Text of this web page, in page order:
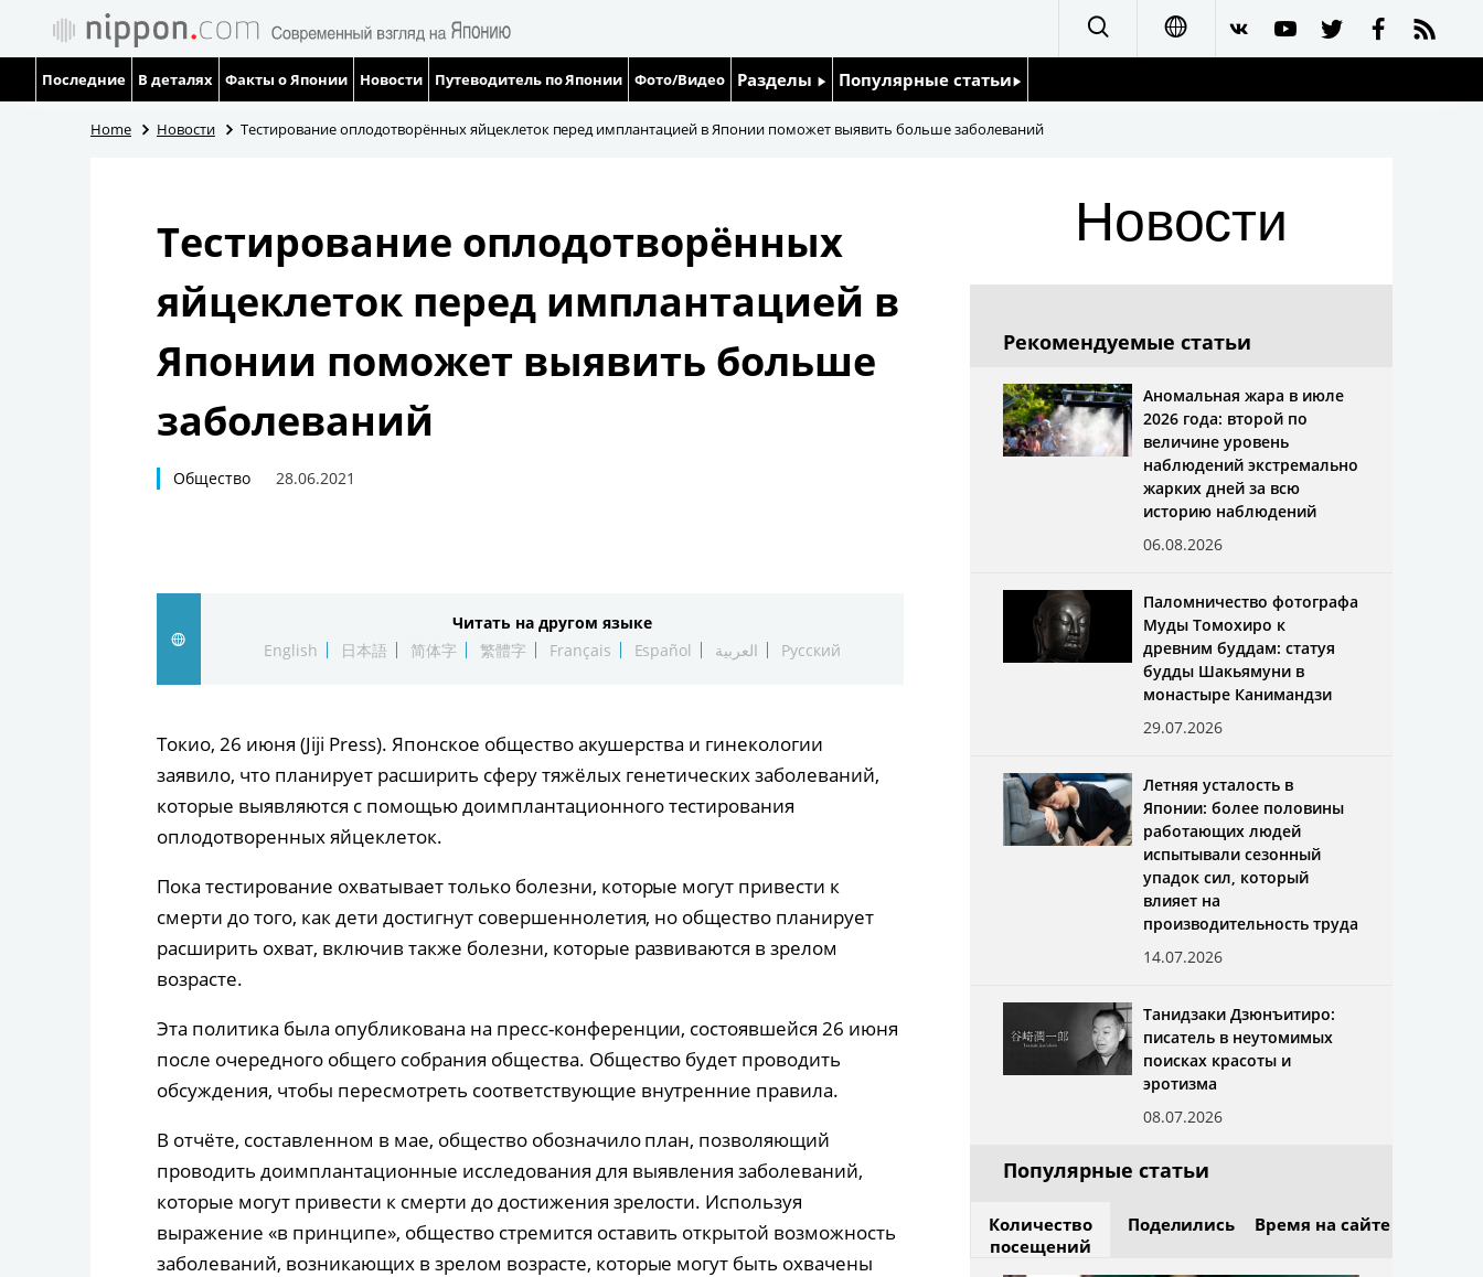
العربية
Последние В деталях Факты о Японии Новости Путеводитель по Японии Фото/Видео Разделы
Люди
Политика
Экономика
Общество
Популярные статьи
Японский язык
Еда и напитки
Home Новости Тестирование оплодотворённых яйцеклеток перед имплантацией в Японии поможет выявить больше заболеваний
Тестирование оплодотворённых
яйцеклеток перед имплантацией в
Японии поможет выявить больше
заболеваний
Общество 28.06.2021
Читать на другом языке
English
日本語 简体字 繁體字 Français Español العربية Русский
Токио, 26 июня (Jiji Press). Японское общество акушерства и гинекологии
заявило, что планирует расширить сферу тяжёлых генетических заболеваний,
которые выявляются с помощью доимплантационного тестирования
оплодотворенных яйцеклеток.
Пока тестирование охватывает только болезни, которые могут привести к
смерти до того, как дети достигнут совершеннолетия, но общество планирует
расширить охват, включив также болезни, которые развиваются в зрелом
возрасте.
Эта политика была опубликована на пресс-конференции, состоявшейся 26 июня
после очередного общего собрания общества. Общество будет проводить
обсуждения, чтобы пересмотреть соответствующие внутренние правила.
В отчёте, составленном в мае, общество обозначило план, позволяющий
проводить доимплантационные исследования для выявления заболеваний,
которые могут привести к смерти до достижения зрелости. Используя
выражение «в принципе», общество стремится оставить открытой возможность
заболеваний, возникающих в зрелом возрасте, которые могут быть охвачены
Новости
Рекомендуемые статьи
Аномальная жара в июле
2026 года: второй по
величине уровень
наблюдений экстремально
жарких дней за всю
историю наблюдений
06.08.2026
Паломничество фотографа
Муды Томохиро к
древним буддам: статуя
будды Шакьямуни в
монастыре Канимандзи
29.07.2026
Летняя усталость в
Японии: более половины
работающих людей
испытывали сезонный
упадок сил, который
влияет на
производительность труда
14.07.2026
Танидзаки Дзюнъитиро:
писатель в неутомимых
поисках красоты и
эротизма
08.07.2026
Популярные статьи
Количество
посещений
Поделились Время на сайте